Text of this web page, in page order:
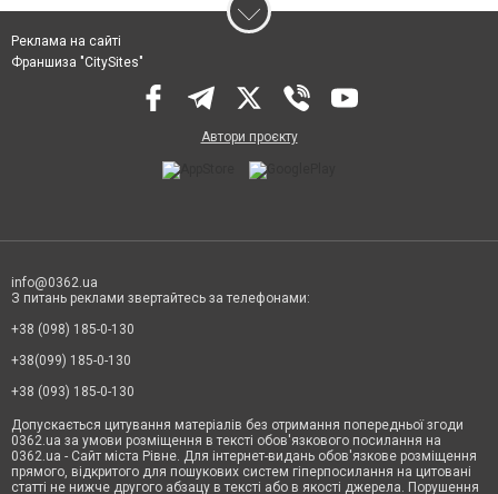
Реклама на сайті
Франшиза "CitySites"
Автори проєкту
info@0362.ua
З питань реклами звертайтесь за телефонами:
+38 (098) 185-0-130
+38(099) 185-0-130
+38 (093) 185-0-130
Допускається цитування матеріалів без отримання попередньої згоди
0362.ua за умови розміщення в тексті обов'язкового посилання на
0362.ua - Сайт міста Рівне. Для інтернет-видань обов'язкове розміщення
прямого, відкритого для пошукових систем гіперпосилання на цитовані
статті не нижче другого абзацу в тексті або в якості джерела. Порушення